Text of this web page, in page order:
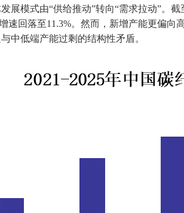
展模式由“供给推动”转向“需求拉动”。
速回落至11.3%。然而，新增产能更偏
中低端产能过剩的结构性矛盾。